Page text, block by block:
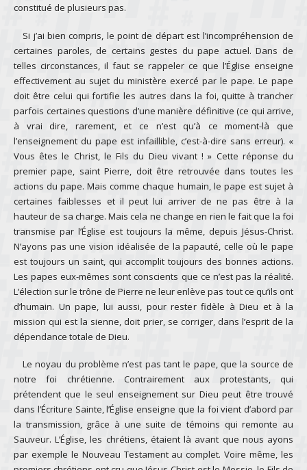
constitué de plusieurs pas.
Si j’ai bien compris, le point de départ est l’incompréhension de
certaines paroles, de certains gestes du pape actuel. Dans de
telles circonstances, il faut se rappeler ce que l’Église enseigne
effectivement au sujet du ministère exercé par le pape. Le pape
doit être celui qui fortifie les autres dans la foi, quitte à trancher
parfois certaines questions d’une manière définitive (ce qui arrive,
à vrai dire, rarement, et ce n’est qu’à ce moment-là que
l’enseignement du pape est infaillible, c’est-à-dire sans erreur). «
Vous êtes le Christ, le Fils du Dieu vivant ! » Cette réponse du
premier pape, saint Pierre, doit être retrouvée dans toutes les
actions du pape. Mais comme chaque humain, le pape est sujet à
certaines faiblesses et il peut lui arriver de ne pas être à la
hauteur de sa charge. Mais cela ne change en rien le fait que la foi
transmise par l’Église est toujours la même, depuis Jésus-Christ.
N’ayons pas une vision idéalisée de la papauté, celle où le pape
est toujours un saint, qui accomplit toujours des bonnes actions.
Les papes eux-mêmes sont conscients que ce n’est pas la réalité.
L’élection sur le trône de Pierre ne leur enlève pas tout ce qu’ils ont
d’humain. Un pape, lui aussi, pour rester fidèle à Dieu et à la
mission qui est la sienne, doit prier, se corriger, dans l’esprit de la
dépendance totale de Dieu.
Le noyau du problème n’est pas tant le pape, que la source de
notre foi chrétienne. Contrairement aux protestants, qui
prétendent que le seul enseignement sur Dieu peut être trouvé
dans l’Écriture Sainte, l’Église enseigne que la foi vient d’abord par
la transmission, grâce à une suite de témoins qui remonte au
Sauveur. L’Église, les chrétiens, étaient là avant que nous ayons
par exemple le Nouveau Testament au complet. Voire même, les